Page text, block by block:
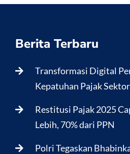
Berita Terbaru
Transformasi Digital
Kepatuhan Pajak
Restitusi Pajak 2025
Lebih, 70% dari PPN
Polri Tegaskan